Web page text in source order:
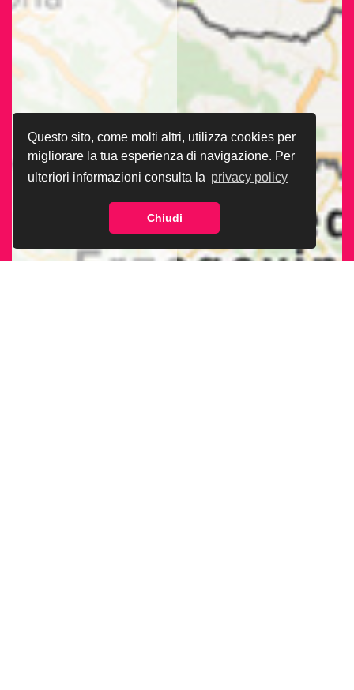
Questo sito, come molti altri, utilizza cookies per
migliorare la tua esperienza di navigazione. Per
ulteriori informazioni consulta la privacy policy
Chiudi